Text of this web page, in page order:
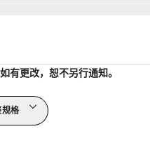
有更改，恕不另行通知。
格